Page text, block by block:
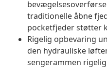
traditionelle åbne
pocketfjeder støtter
Rigelig opbevaring
den hydrauliske
sengerammen